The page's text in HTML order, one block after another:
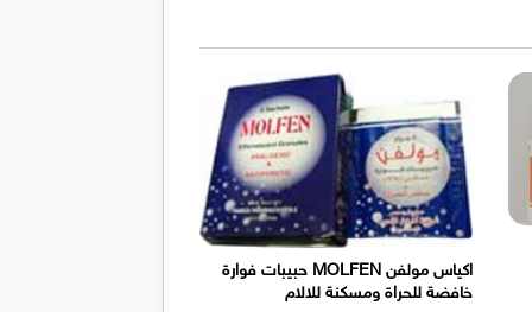
اكياس مولفن MOLFEN حبيبات فوارة
خافضة للحراة ومسكنة للالام